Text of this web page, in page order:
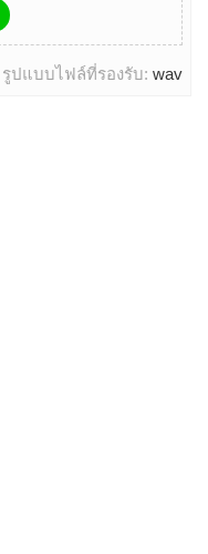
รูปแบบไฟล์ที่รองรับ: wav